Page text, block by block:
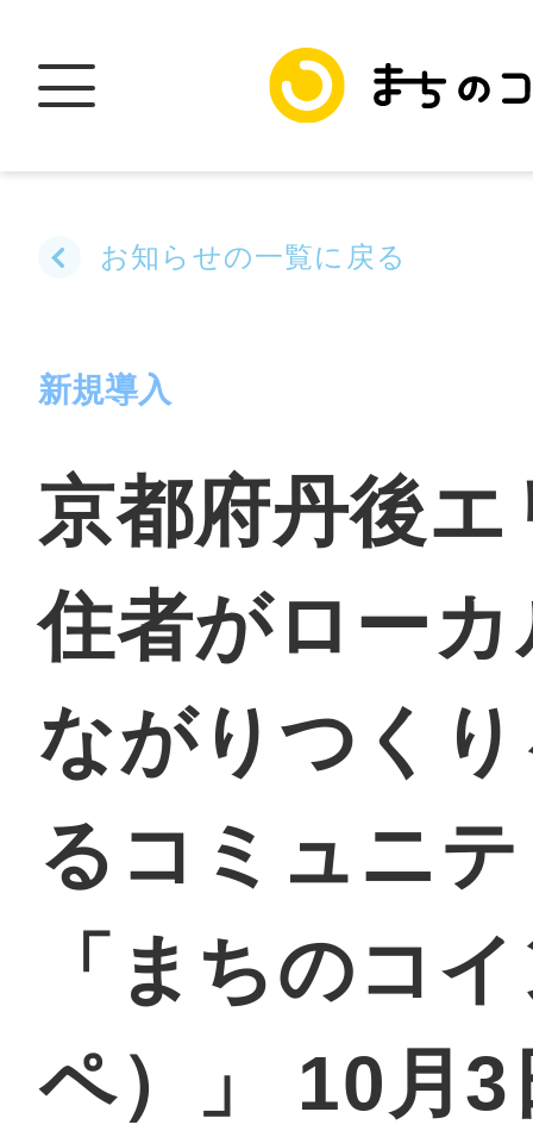
お知らせの一覧に戻る
新規導入
京都府丹後
住者がロー
ながりつく
るコミュニ
「まちのコ
ペ）」 10月3
加盟スポットに
地域に導入を
地域ごとの
智頭